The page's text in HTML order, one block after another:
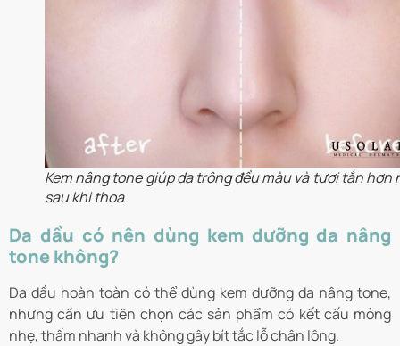
Kem nâng tone giúp da trông đều màu và tươi tắn hơn
sau khi thoa
Da dầu có nên dùng kem dưỡng da nâng
tone không?
Da dầu hoàn toàn có thể dùng kem dưỡng da nâng tone,
nhưng cần ưu tiên chọn các sản phẩm có kết cấu mỏng
nhẹ, thấm nhanh và không gây bít tắc lỗ chân lông.